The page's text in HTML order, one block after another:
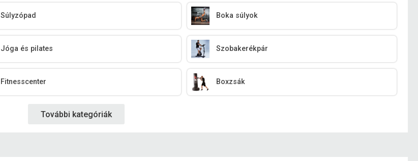
Súlyzópad Boka súlyok
Jóga és pilates Szobakerékpár
Fitnesscenter Boxzsák
További kategóriák